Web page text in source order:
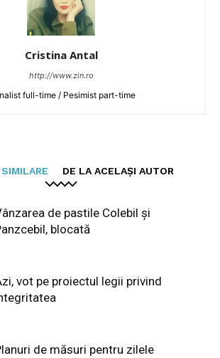
Cristina Antal
http://www.zin.ro
full-time / Pesimist part-time
DE LA ACELAȘI AUTOR
de pastile Colebil și
blocată
vot pe proiectul legii privind
de măsuri pentru zilele